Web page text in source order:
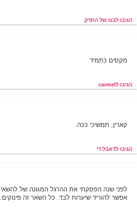
הגיבו לבנו של החדק
מקסים כתמיד
הגיבו לcarmel
קארין, תמשיכי ככה.
הגיבו לדאבל די
אפשר להוריד שיערות לבד. כל השאר זה פינוקים.